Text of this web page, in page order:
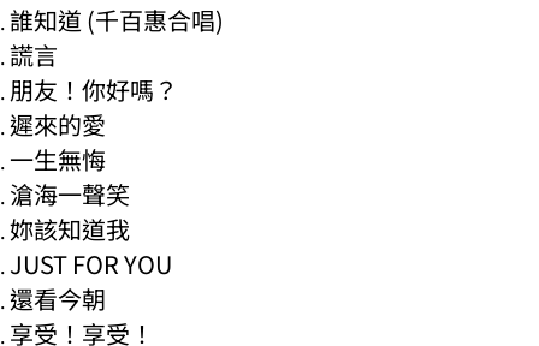
誰知道 (千百惠合唱)
謊言
朋友！你好嗎？
遲來的愛
一生無悔
滄海一聲笑
妳該知道我
JUST FOR YOU
還看今朝
享受！享受！